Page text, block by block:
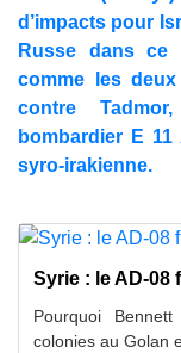
d’impacts pour
Russe dans ce
comme les
contre
bombardier E
syro-irakienne.
Syrie : le AD-08
Pourquoi
colonies au Golan